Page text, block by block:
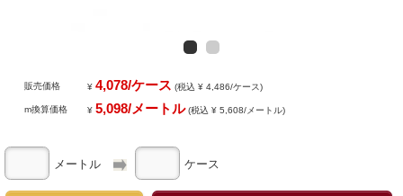
販売価格 ¥4,078/ケース (税込 ¥ 4,486/ケース)
m換算価格 ¥5,098/メートル(税込 ¥ 5,608/メートル)
メートル ケース